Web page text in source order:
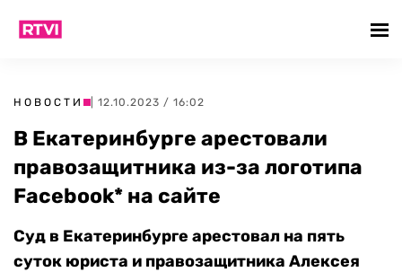
НОВОСТИ | 12.10.2023 / 16:02
В Екатеринбурге арестовали
правозащитника из-за логотипа
Facebook* на сайте
Суд в Екатеринбурге арестовал на пять
суток юриста и правозащитника Алексея